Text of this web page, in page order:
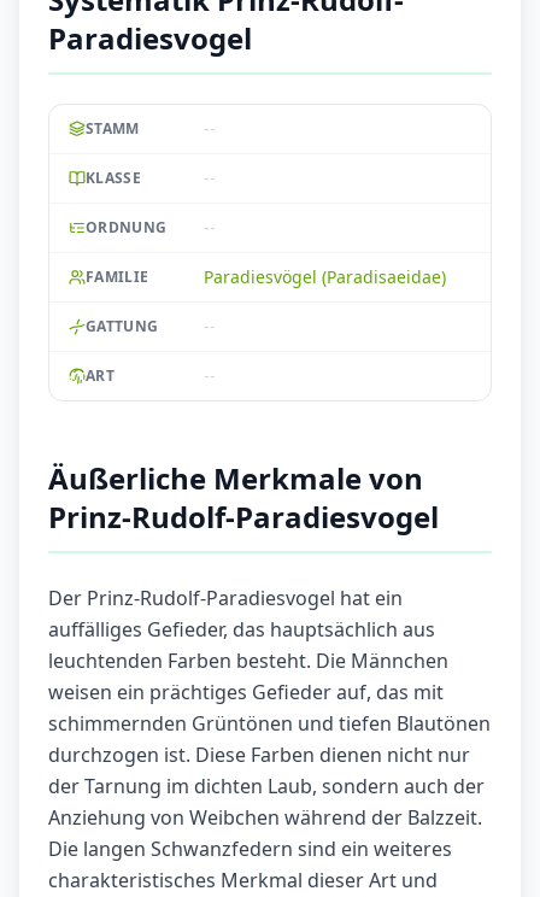
Paradiesvogel
STAMM --
KLASSE --
ORDNUNG --
FAMILIE Paradiesvögel (Paradisaeidae)
GATTUNG --
ART --
Äußerliche Merkmale von
Prinz-Rudolf-Paradiesvogel
Der Prinz-Rudolf-Paradiesvogel hat ein
auffälliges Gefieder, das hauptsächlich aus
leuchtenden Farben besteht. Die Männchen
weisen ein prächtiges Gefieder auf, das mit
schimmernden Grüntönen und tiefen Blautönen
durchzogen ist. Diese Farben dienen nicht nur
der Tarnung im dichten Laub, sondern auch der
Anziehung von Weibchen während der Balzzeit.
Die langen Schwanzfedern sind ein weiteres
charakteristisches Merkmal dieser Art und